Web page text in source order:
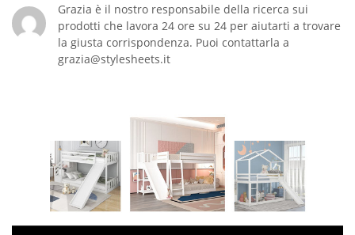
Grazia è il nostro responsabile della ricerca sui
prodotti che lavora 24 ore su 24 per aiutarti a trovare
la giusta corrispondenza. Puoi contattarla a
grazia@stylesheets.it